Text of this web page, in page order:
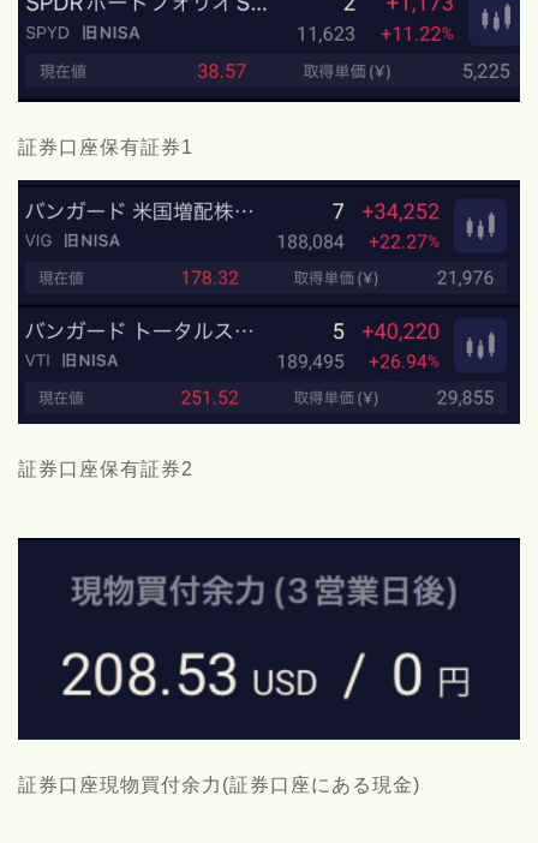
証券口座保有証券1
証券口座保有証券2
証券口座現物買付余力(証券口座にある現金)